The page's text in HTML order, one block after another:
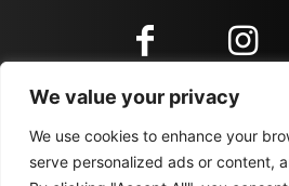
We value your privacy
We use cookies to enhance your
serve personalized ads or content,
KONTAKT